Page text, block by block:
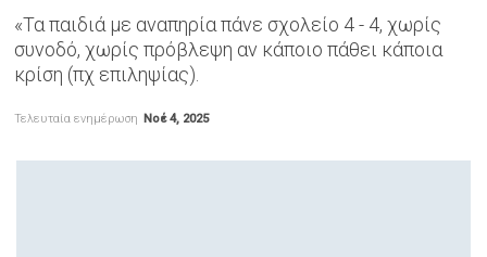
«Τα παιδιά με αναπηρία πάνε σχολείο 4 - 4, χωρίς
συνοδό, χωρίς πρόβλεψη αν κάποιο πάθει κάποια
κρίση (πχ επιληψίας).
Τελευταία ενημέρωση Νοέ 4, 2025